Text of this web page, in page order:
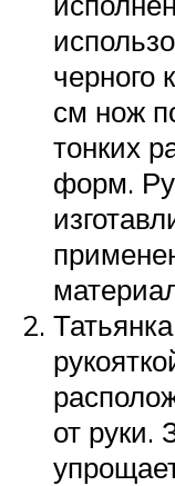
черного
см нож
тонких
форм.
от руки.